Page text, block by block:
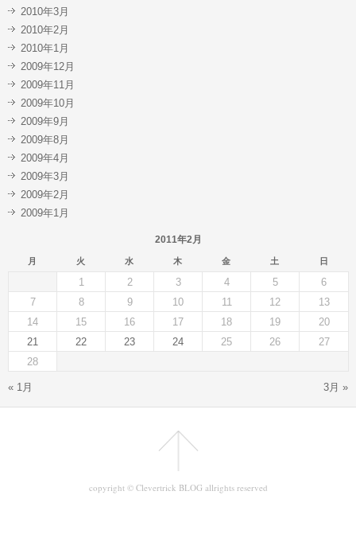
2010年3月
2010年2月
2010年1月
2009年12月
2009年11月
2009年10月
2009年9月
2009年8月
2009年4月
2009年3月
2009年2月
2009年1月
2011年2月
月 火 水 木 金 土 日
« 1月 3月 »
1 2 3 4 5
6
7
8 9 10 11 12
13
14
15 16 17 18 19
20
21
22 23 24 25 26
27
28
copyright © Clevertrick BLOG allrights reserved